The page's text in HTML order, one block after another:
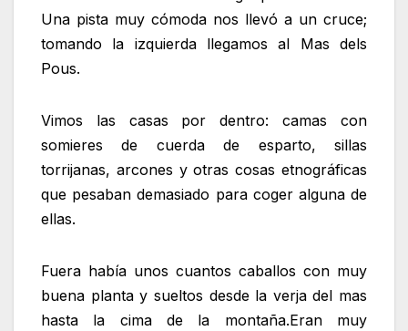
Una pista muy cómoda nos llevó a un cruce;
tomando la izquierda llegamos al Mas dels
Pous.
Vimos las casas por dentro: camas con
somieres de cuerda de esparto, sillas
torrijanas, arcones y otras cosas etnográficas
que pesaban demasiado para coger alguna de
ellas.
Fuera había unos cuantos caballos con muy
buena planta y sueltos desde la verja del mas
hasta la cima de la montaña.Eran muy